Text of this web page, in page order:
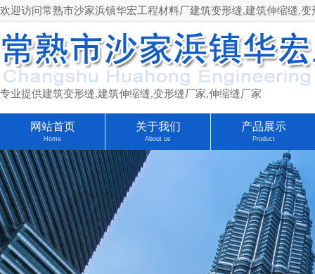
欢迎访问常熟市沙家浜镇华宏工程材料厂建筑变形缝,建筑伸缩缝,
专业提供建筑变形缝,建筑伸缩缝,变形缝厂家,伸缩缝厂家
网站首页
Home
关于我们
About us
产品展示
Product